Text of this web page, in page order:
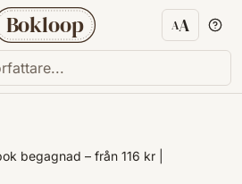
Bokloop AA
begagnad – från 116 kr |